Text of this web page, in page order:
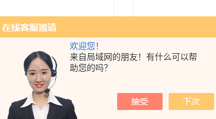
欢迎您！
来自局域网的朋友！有什么可以帮
助您的吗？
美国SPECTRUM WatchDog 1200土壤水分监测站
10-24
更新日期：
2025-10-24